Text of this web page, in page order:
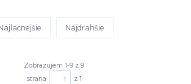
Najdrahšie
Zobrazujem 1-9 z 9
strana
z 1